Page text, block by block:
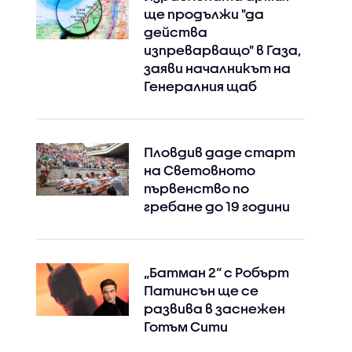
ще продължи "да
действа
изпреварващо" в Газа,
заяви началникът на
Генералния щаб
Пловдив даде старт
на Световното
първенство по
гребане до 19 години
„Батман 2“ с Робърт
Патинсън ще се
развива в заснежен
Готъм Сити